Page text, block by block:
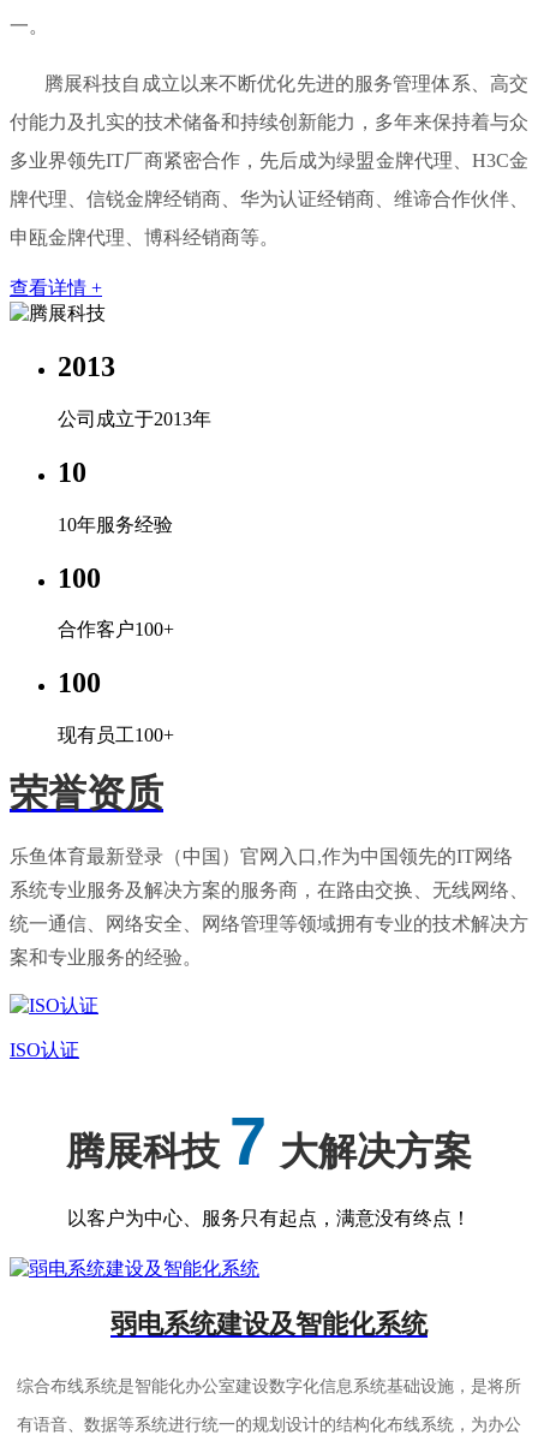
一。
腾展科技自成立以来不断优化先进的服务管理体系、高交
付能力及扎实的技术储备和持续创新能力，多年来保持着与众
多业界领先IT厂商紧密合作，先后成为绿盟金牌代理、H3C金
牌代理、信锐金牌经销商、华为认证经销商、维谛合作伙伴、
申瓯金牌代理、博科经销商等。
查看详情 +
2013
公司成立于2013年
10
10年服务经验
100
合作客户100+
100
现有员工100+
荣誉资质
乐鱼体育最新登录（中国）官网入口,作为中国领先的IT网络
系统专业服务及解决方案的服务商，在路由交换、无线网络、
统一通信、网络安全、网络管理等领域拥有专业的技术解决方
案和专业服务的经验。
ISO认证
腾展科技 7 大解决方案
以客户为中心、服务只有起点，满意没有终点！
弱电系统建设及智能化系统
综合布线系统是智能化办公室建设数字化信息系统基础设施，是将所
有语音、数据等系统进行统一的规划设计的结构化布线系统，为办公